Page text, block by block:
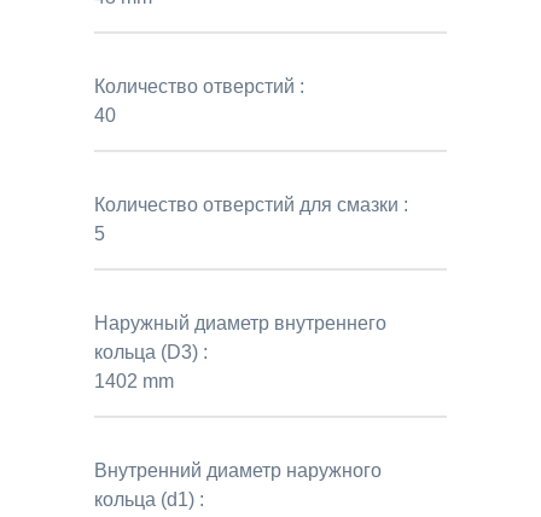
Количество отверстий :
40
Количество отверстий для смазки :
5
Наружный диаметр внутреннего
кольца (D3) :
1402 mm
Внутренний диаметр наружного
кольца (d1) :